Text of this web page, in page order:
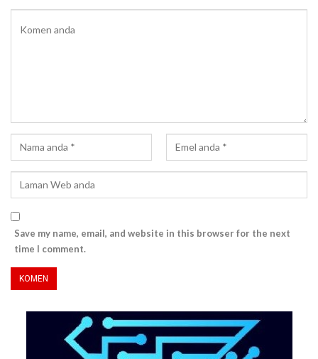
Save my name, email, and website in this browser for the next
time I comment.